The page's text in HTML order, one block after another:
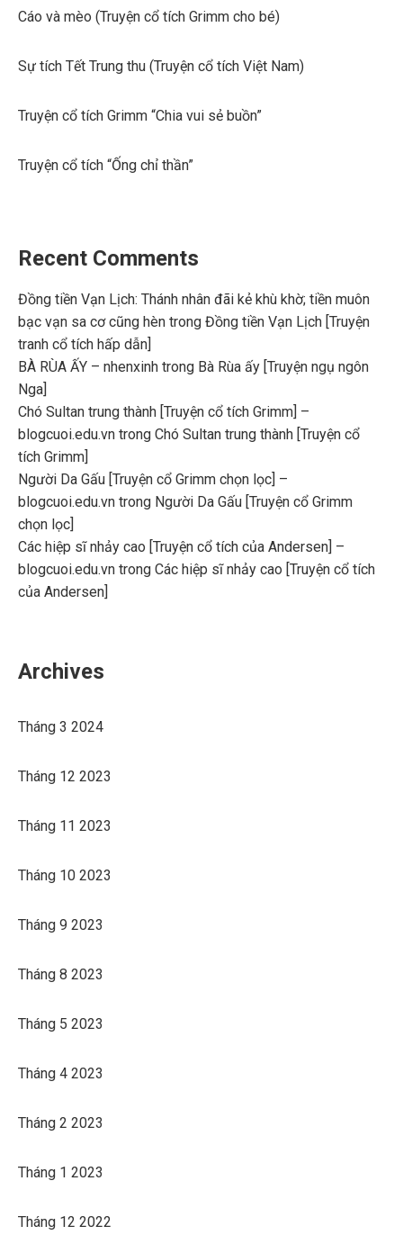
Cáo và mèo (Truyện cổ tích Grimm cho bé)
Sự tích Tết Trung thu (Truyện cổ tích Việt Nam)
Truyện cổ tích Grimm “Chia vui sẻ buồn”
Truyện cổ tích “Ống chỉ thần”
Recent Comments
Đồng tiền Vạn Lịch: Thánh nhân đãi kẻ khù khờ; tiền muôn
bạc vạn sa cơ cũng hèn trong Đồng tiền Vạn Lịch [Truyện
tranh cổ tích hấp dẫn]
BÀ RÙA ẤY – nhenxinh trong Bà Rùa ấy [Truyện ngụ ngôn
Nga]
Chó Sultan trung thành [Truyện cổ tích Grimm] –
blogcuoi.edu.vn trong Chó Sultan trung thành [Truyện cổ
tích Grimm]
Người Da Gấu [Truyện cổ Grimm chọn lọc] –
blogcuoi.edu.vn trong Người Da Gấu [Truyện cổ Grimm
chọn lọc]
Các hiệp sĩ nhảy cao [Truyện cổ tích của Andersen] –
blogcuoi.edu.vn trong Các hiệp sĩ nhảy cao [Truyện cổ tích
của Andersen]
Archives
Tháng 3 2024
Tháng 12 2023
Tháng 11 2023
Tháng 10 2023
Tháng 9 2023
Tháng 8 2023
Tháng 5 2023
Tháng 4 2023
Tháng 2 2023
Tháng 1 2023
Tháng 12 2022